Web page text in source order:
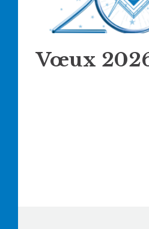
Vœux